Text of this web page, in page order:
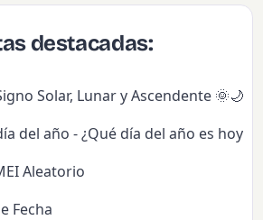
destacadas:
Solar, Lunar y Ascendente 🌞🌙✨
del año - ¿Qué día del año es hoy?
Aleatorio
Fecha